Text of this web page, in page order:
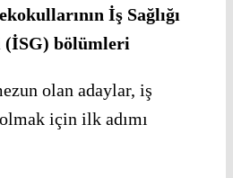
İş Sağlığı
(İSG) bölümleri
olan adaylar, iş
için ilk adımı